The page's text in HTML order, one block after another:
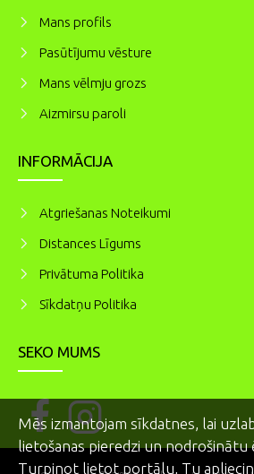
Mans profils
Pasūtījumu vēsture
Mans vēlmju grozs
Aizmirsu paroli
INFORMĀCIJA
Atgriešanas Noteikumi
Distances Līgums
Privātuma Politika
Sīkdatņu Politika
SEKO MUMS
Mēs izmantojam sīkdatnes, lai
lietošanas pieredzi un
Turpinot lietot portālu, Tu